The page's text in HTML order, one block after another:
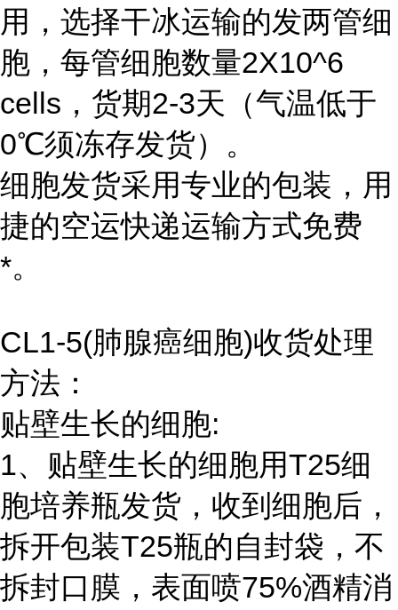
用，选择干冰运输的发两管细
胞，每管细胞数量2X10^6
cells，货期2-3天（气温低于
0℃须冻存发货）。
细胞发货采用专业的包装，用
捷的空运快递运输方式免费
*。
CL1-5(肺腺癌细胞)收货处理
方法：
贴壁生长的细胞:
1、贴壁生长的细胞用T25细
胞培养瓶发货，收到细胞后，
拆开包装T25瓶的自封袋，不
拆封口膜，表面喷75%酒精消